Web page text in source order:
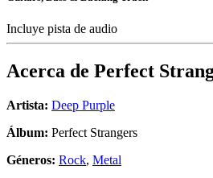
Incluye pista de audio
Acerca de Perfect
Artista: Deep Purple
Álbum: Perfect Strangers
Géneros: Rock, Metal